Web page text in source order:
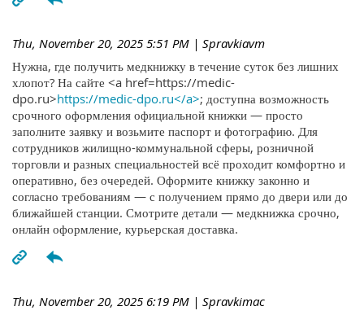
Thu, November 20, 2025 5:51 PM | Spravkiavm
Нужна, где получить медкнижку в течение суток без лишних
хлопот? На сайте <a href=https://medic-
dpo.ru>https://medic-dpo.ru</a>; доступна возможность
срочного оформления официальной книжки — просто
заполните заявку и возьмите паспорт и фотографию. Для
сотрудников жилищно-коммунальной сферы, розничной
торговли и разных специальностей всё проходит комфортно и
оперативно, без очередей. Оформите книжку законно и
согласно требованиям — с получением прямо до двери или до
ближайшей станции. Смотрите детали — медкнижка срочно,
онлайн оформление, курьерская доставка.
Thu, November 20, 2025 6:19 PM | Spravkimac